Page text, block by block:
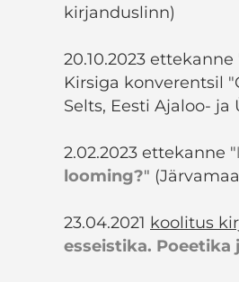
kirjanduslinn)
20.10.2023 ettekanne
Kirsiga konverentsil
Selts, Eesti Ajaloo-
2.02.2023 ettekanne "
looming?"
23.04.2021 koolitus
esseistika. Poeetika